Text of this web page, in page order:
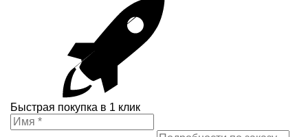
Быстрая покупка в 1 клик